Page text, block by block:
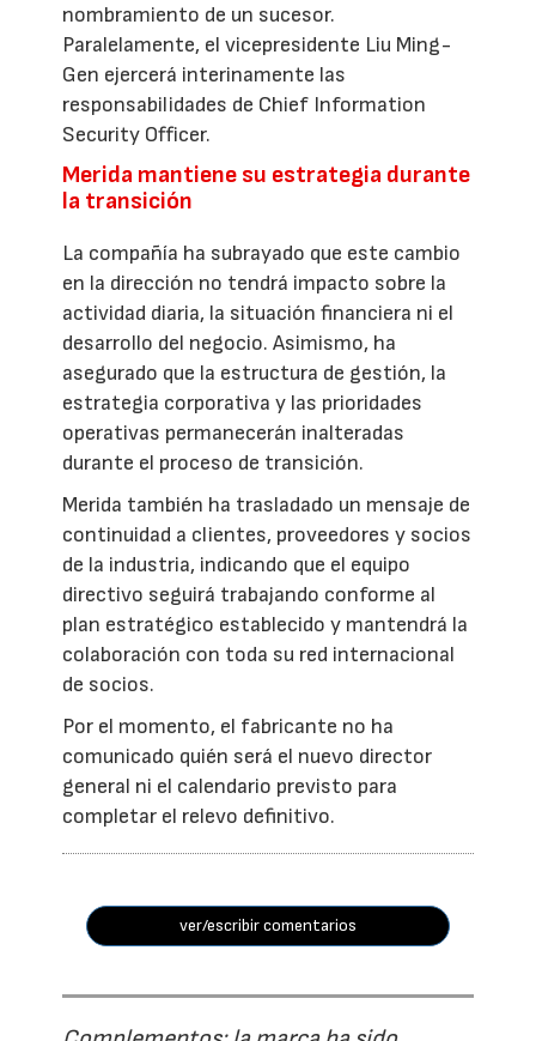
nombramiento de un sucesor.
Paralelamente, el vicepresidente Liu Ming-
Gen ejercerá interinamente las
responsabilidades de Chief Information
Security Officer.
Merida mantiene su estrategia durante
la transición
La compañía ha subrayado que este cambio
en la dirección no tendrá impacto sobre la
actividad diaria, la situación financiera ni el
desarrollo del negocio. Asimismo, ha
asegurado que la estructura de gestión, la
estrategia corporativa y las prioridades
operativas permanecerán inalteradas
durante el proceso de transición.
Merida también ha trasladado un mensaje de
continuidad a clientes, proveedores y socios
de la industria, indicando que el equipo
directivo seguirá trabajando conforme al
plan estratégico establecido y mantendrá la
colaboración con toda su red internacional
de socios.
Por el momento, el fabricante no ha
comunicado quién será el nuevo director
general ni el calendario previsto para
completar el relevo definitivo.
ver/escribir comentarios